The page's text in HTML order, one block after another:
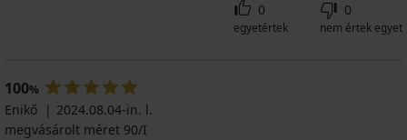
0
egyetértek
0
nem értek egyet
100%
Enikő
2024.08.04-in. l.
megvásárolt méret 90/I